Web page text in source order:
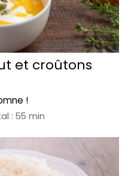
et croûtons
!
: 55 min